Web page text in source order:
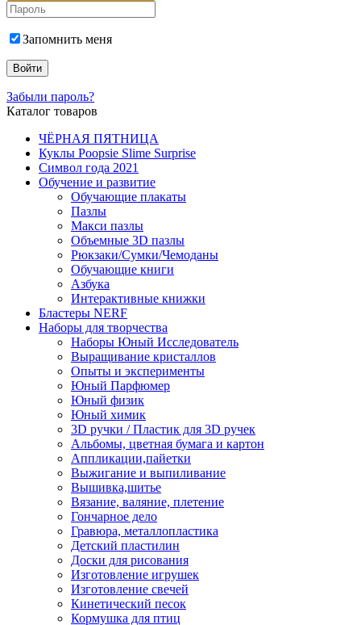
Запомнить меня
Забыли пароль?
Каталог товаров
ЧЁРНАЯ ПЯТНИЦА
Куклы Poopsie Slime Surprise
Символ года 2021
Обучение и развитие
Обучающие плакаты
Пазлы
Макси пазлы
Объемные 3D пазлы
Рюкзаки/Сумки/Чемоданы
Обучающие книги
Азбука
Интерактивные книжки
Бластеры NERF
Наборы для творчества
Наборы Юный Исследователь
Выращивание кристаллов
Опыты и эксперименты
Юный Парфюмер
Юный физик
Юный химик
3D ручки / Пластик для 3D ручек
Альбомы, цветная бумага и картон
Аппликации,пайетки
Выжигание и выпиливание
Вышивка,шитье
Вязание, валяние, плетение
Гончарное дело
Гравюра, металлопластика
Детский пластилин
Доски для рисования
Изготовление игрушек
Изготовление свечей
Кинетический песок
Кормушка для птиц